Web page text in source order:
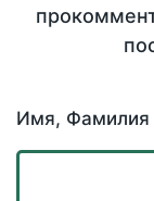
Имя, Фамилия